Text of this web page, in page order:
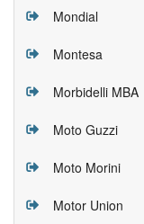
Mondial
Montesa
Morbidelli MBA
Moto Guzzi
Moto Morini
Motor Union